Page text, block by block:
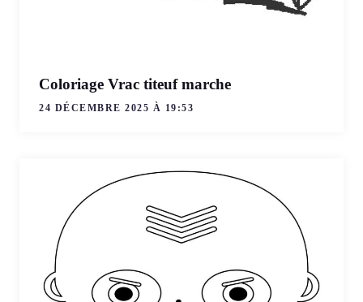
Coloriage Vrac titeuf marche
24 DÉCEMBRE 2025 À 19:53